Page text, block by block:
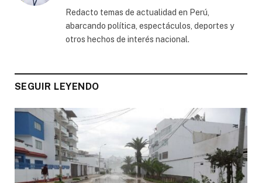
Redacto temas de actualidad en Perú,
abarcando política, espectáculos, deportes y
otros hechos de interés nacional.
SEGUIR LEYENDO